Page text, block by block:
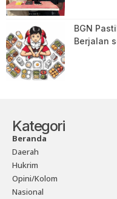
BGN
Berjalan
Kategori
Beranda
Daerah
Hukrim
Opini/Kolom
Nasional